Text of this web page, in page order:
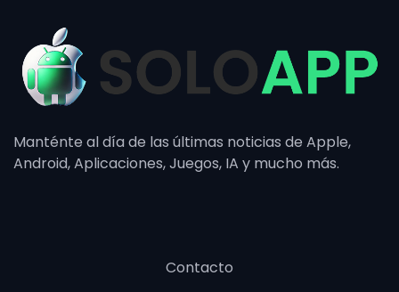
Manténte al día de las últimas noticias de Apple,
Android, Aplicaciones, Juegos, IA y mucho más.
Contacto